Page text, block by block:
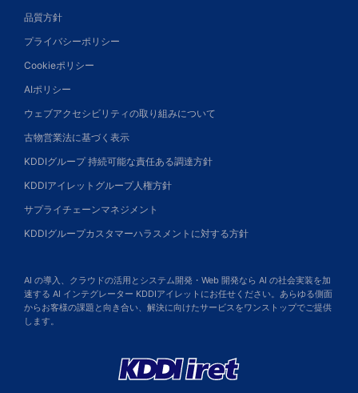
品質方針
プライバシーポリシー
Cookieポリシー
AIポリシー
ウェブアクセシビリティの取り組みについて
古物営業法に基づく表示
KDDIグループ 持続可能な責任ある調達方針
KDDIアイレットグループ人権方針
サプライチェーンマネジメント
KDDIグループカスタマーハラスメントに対する方針
AI の導入、クラウドの活用とシステム開発・Web 開発なら AI の社会実装を加
速する AI インテグレーター KDDIアイレットにお任せください。あらゆる側面
からお客様の課題と向き合い、解決に向けたサービスをワンストップでご提供
します。